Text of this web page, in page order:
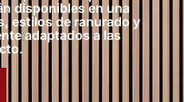
disponibles en una
estilos de ranurado y
adaptados a las